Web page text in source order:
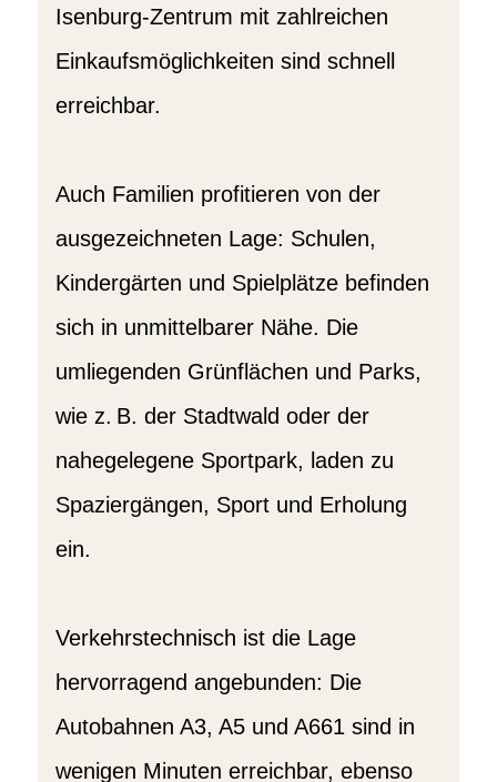
Isenburg-Zentrum mit zahlreichen
Einkaufsmöglichkeiten sind schnell
erreichbar.
Auch Familien profitieren von der
ausgezeichneten Lage: Schulen,
Kindergärten und Spielplätze befinden
sich in unmittelbarer Nähe. Die
umliegenden Grünflächen und Parks,
wie z. B. der Stadtwald oder der
nahegelegene Sportpark, laden zu
Spaziergängen, Sport und Erholung
ein.
Verkehrstechnisch ist die Lage
hervorragend angebunden: Die
Autobahnen A3, A5 und A661 sind in
wenigen Minuten erreichbar, ebenso